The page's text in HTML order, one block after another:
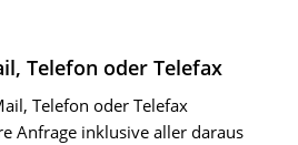
Telefon oder Telefax
Telefon oder Telefax
Anfrage inklusive aller daraus